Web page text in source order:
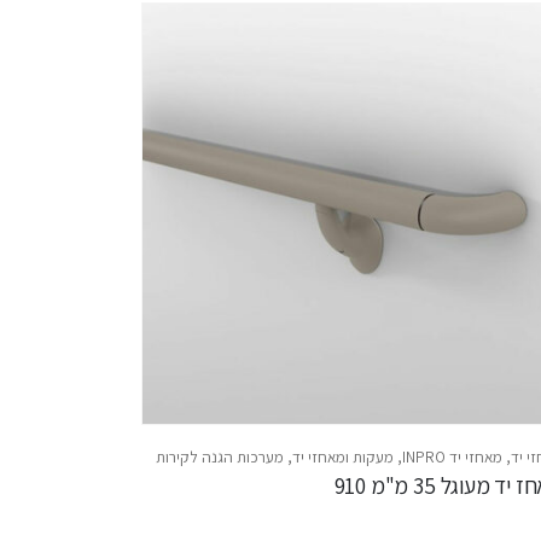
יד, מאחזי יד INPRO , מעקות ומאחזי יד, מערכות הגנה לקירות
מעוגל 35 מ"מ 910